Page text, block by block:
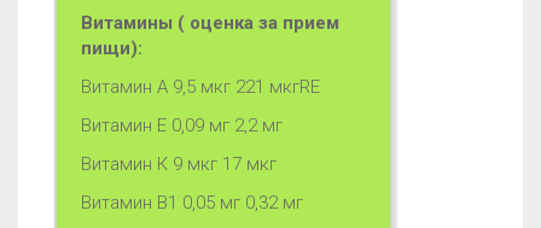
Витамины ( оценка за прием
пищи):
Витамин А 9,5 мкг 221 мкгRE
Витамин Е 0,09 мг 2,2 мг
Витамин К 9 мкг 17 мкг
Витамин В1 0,05 мг 0,32 мг